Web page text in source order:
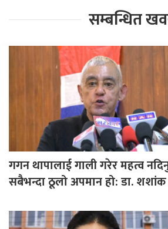
सम्बन्धित
गगन थापालाई गाली गरेर महत्व
सबैभन्दा ठूलो अपमान हो: डा.